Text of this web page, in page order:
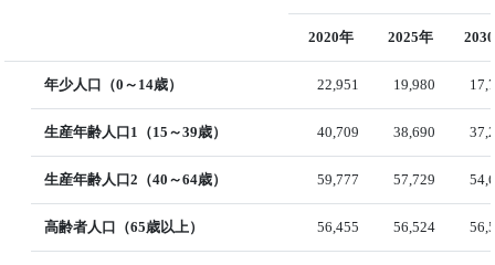
2020年 2025年
年少人口（0～14歳） 22,951 19,980
生産年齢人口1（15～39歳） 40,709 38,690
生産年齢人口2（40～64歳） 59,777 57,729
高齢者人口（65歳以上） 56,455 56,524